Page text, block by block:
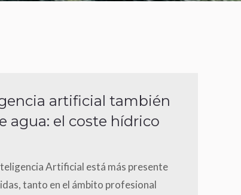
artificial también
agua: el coste hídrico
Artificial está más presente
tanto en el ámbito profesional